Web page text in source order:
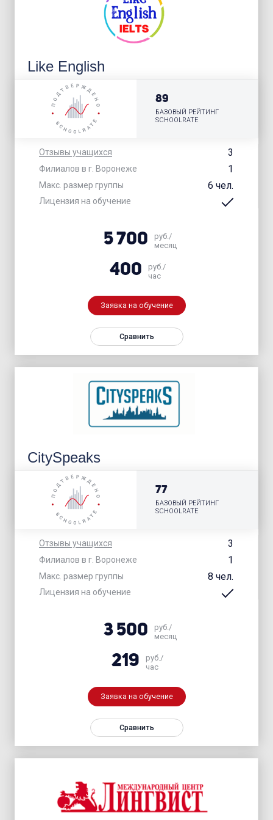
Like English
Отзывы учащихся 3
Филиалов в г. Воронеже 1
Макс. размер группы 6 чел.
Лицензия на обучение
89
БАЗОВЫЙ РЕЙТИНГ
SCHOOLRATE
5 700
руб./
месяц
400
руб./
час
Заявка на обучение
Сравнить
CitySpeaks
Отзывы учащихся 3
Филиалов в г. Воронеже 1
Макс. размер группы 8 чел.
Лицензия на обучение
77
БАЗОВЫЙ РЕЙТИНГ
SCHOOLRATE
3 500
руб./
месяц
219
руб./
час
Заявка на обучение
Сравнить